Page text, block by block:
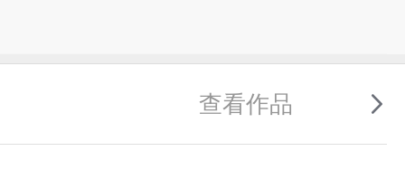
查看作品